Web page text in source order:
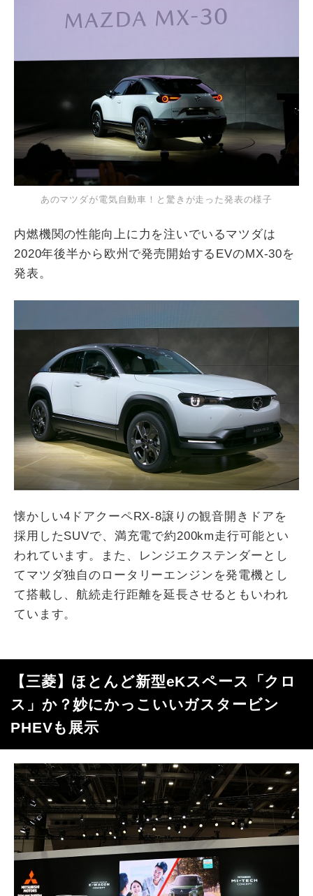
あのマツダが電気自動車！と驚きが走った発表の様子
内燃機関の性能向上に力を注いでいるマツダは
2020年後半から欧州で発売開始するEVのMX-30を
発表。
懐かしい4ドアクーペRX-8譲りの観音開きドアを
採用したSUVで、満充電で約200km走行可能とい
われています。また、レンジエクステンダーとし
てマツダ独自のロータリーエンジンを発電機とし
て搭載し、航続走行距離を延長させるともいわれ
ています。
【三菱】ほとんど新型eKスペース「クロ
ス」か？妙にかっこいいガスタービン
PHEVも展示